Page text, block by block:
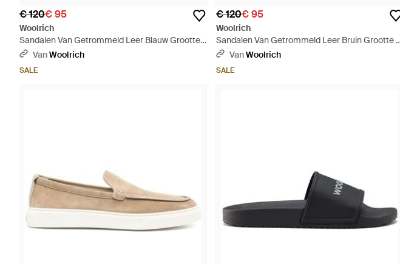
€ 120€ 95
Woolrich
Sandalen Van Getrommeld Leer Blauw Grootte -
Blauw
VanWoolrich
SALE
€ 120€ 95
Woolrich
Sandalen Van Getrommeld Leer Bruin Grootte -
BruinVanWoolrich
SALE